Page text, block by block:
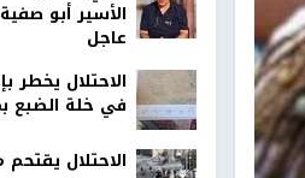
الأسير أبو
عاجل
في خلة الضبع
الاحتلال